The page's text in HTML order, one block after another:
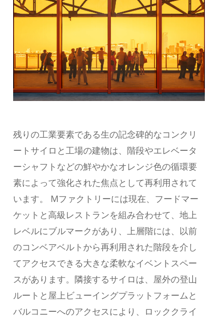
残りの工業要素である生の記念碑的なコンクリ
ートサイロと工場の建物は、階段やエレベータ
ーシャフトなどの鮮やかなオレンジ色の循環要
素によって強化された焦点として再利用されて
います。 Mファクトリーには現在、フードマー
ケットと高級レストランを組み合わせて、地上
レベルにブルマークがあり、上層階には、以前
のコンベアベルトから再利用された階段を介し
てアクセスできる大きな柔軟なイベントスペー
スがあります。隣接するサイロは、屋外の登山
ルートと屋上ビューイングプラットフォームと
バルコニーへのアクセスにより、ロッククライ